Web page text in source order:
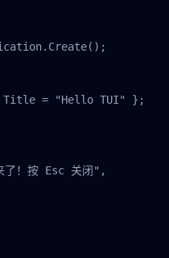
{ Title = "Hello TUI" };
！按 Esc 关闭",